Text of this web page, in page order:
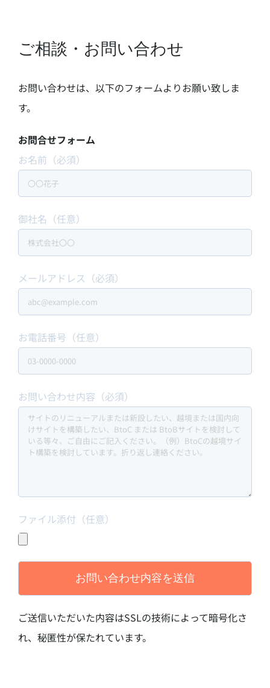
ご相談・お問い合わせ
お問い合わせは、以下のフォームよりお願い致しま
す。
お問合せフォーム
お名前（必須）
御社名（任意）
メールアドレス（必須）
お電話番号（任意）
お問い合わせ内容（必須）
ファイル添付（任意）
ご送信いただいた内容はSSLの技術によって暗号化さ
れ、秘匿性が保たれています。